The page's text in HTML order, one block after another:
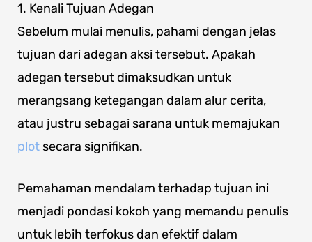
1. Kenali Tujuan Adegan
Sebelum mulai menulis, pahami dengan jelas
tujuan dari adegan aksi tersebut. Apakah
adegan tersebut dimaksudkan untuk
merangsang ketegangan dalam alur cerita,
atau justru sebagai sarana untuk memajukan
plot secara signifikan.
Pemahaman mendalam terhadap tujuan ini
menjadi pondasi kokoh yang memandu penulis
untuk lebih terfokus dan efektif dalam